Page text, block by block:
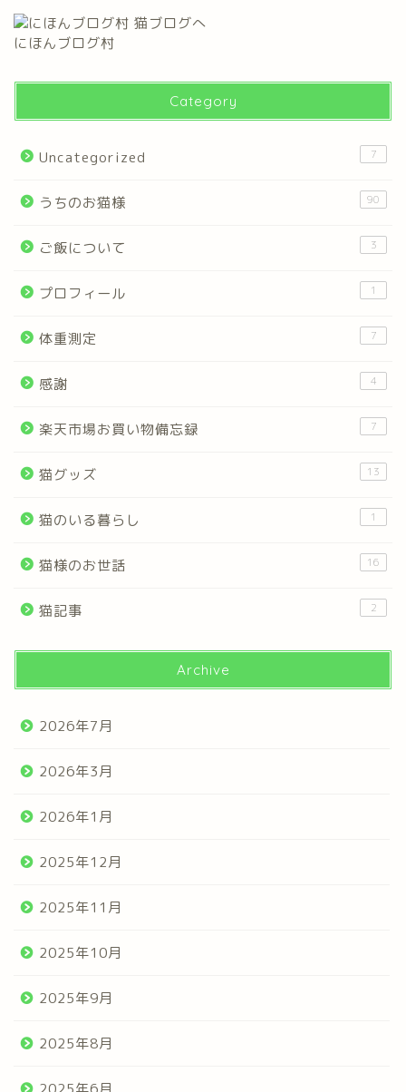
にほんブログ村
Category
Uncategorized 7
うちのお猫様 90
ご飯について 3
プロフィール 1
体重測定 7
感謝 4
楽天市場お買い物備忘録 7
猫グッズ 13
猫のいる暮らし 1
猫様のお世話 16
猫記事 2
Archive
2026年7月
2026年3月
2026年1月
2025年12月
2025年11月
2025年10月
2025年9月
2025年8月